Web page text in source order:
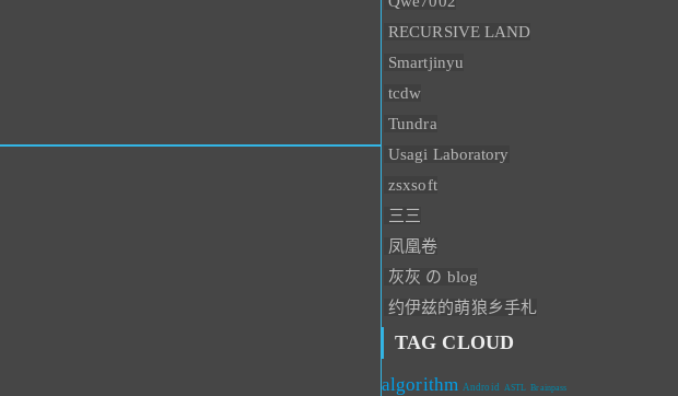
RECURSIVE LAND
Smartjinyu
tcdw
Tundra
Usagi Laboratory
zsxsoft
三三
凤凰卷
灰灰 の blog
约伊兹的萌狼乡手札
TAG CLOUD
algorithm Android ASTL Brainpass